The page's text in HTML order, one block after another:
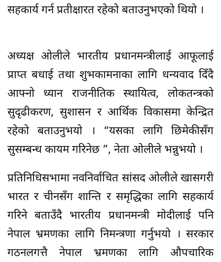
सहकार्य गर्न प्रतीक्षारत रहेको बताउनुभएको थियो ।
अध्यक्ष ओलीले भारतीय प्रधानमन्त्रीलाई आफूलाई
प्राप्त बधाई तथा शुभकामनाका लागि धन्यवाद दिँदै
आफ्नो ध्यान राजनीतिक स्थायित्व, लोकतन्त्रको
सुदृढीकरण, सुशासन र आर्थिक विकासमा केन्द्रित
रहेको बताउनुभयो । “यसका लागि छिमेकीसँग
सुसम्बन्ध कायम गरिनेछ ”, नेता ओलीले भन्नुभयो ।
प्रतिनिधिसभामा नवनिर्वाचित सांसद ओलीले खासगरी
भारत र चीनसँग शान्ति र समृद्धिका लागि सहकार्य
गरिने बताउँदै भारतीय प्रधानमन्त्री मोदीलाई पनि
नेपाल भ्रमणका लागि निमन्त्रणा गर्नुभयो । सरकार
गठनलगत्तै नेपाल भ्रमणका लागि औपचारिक